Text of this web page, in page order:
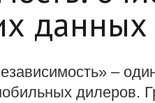
данных
–
дилеров.